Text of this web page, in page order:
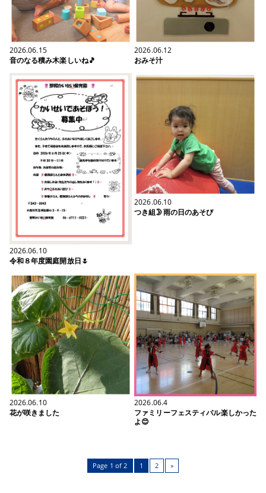
2026.06.15
音のなる積み木楽しいね🎵
2026.06.12
おみそ汁
2026.06.10
令和８年度園庭開放日🌷
2026.06.10
つき組🌛雨の日のあそび
2026.06.10
花が咲きました
2026.06.4
ファミリーフェスティバル楽しかった
よ😊
Page 1 of 2 1 2 »